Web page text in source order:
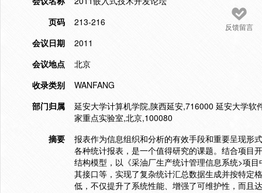
反馈留言
页码
213-216
会议日期
2011
会议地点
北京
收录类别
WANFANG
部门归属
延安大学计算机学院,陕西延安,716000 延安大学
家重点实验室,北京,100080
摘要
报表作为信息组织和分析的有效手段和重要呈现形
各种统计报表，是一个值得研究的课题。结合项目
结构模型，以《采油厂生产统计管理信息系统>项
其接口等，实现了复杂统计汇总数据生成并按特定
低，不仅提升了系统性能、增强了可维护性，而且